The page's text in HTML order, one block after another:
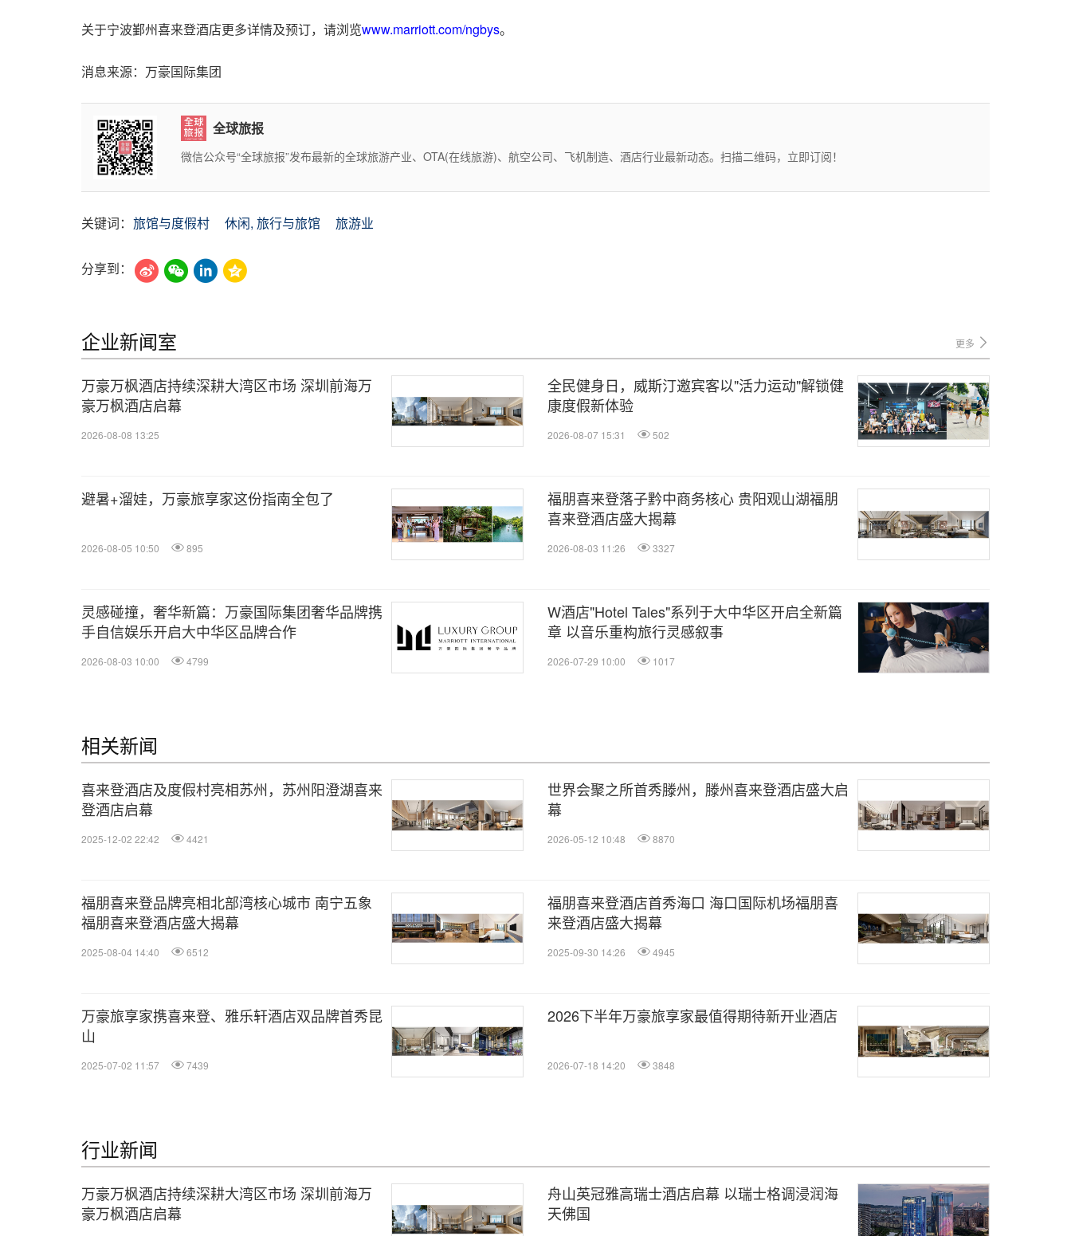
关于宁波鄞州喜来登酒店更多详情及预订，请浏览www.marriott.com/ngbys。
消息来源：万豪国际集团
全球旅报
微信公众号“全球旅报”发布最新的全球旅游产业、OTA(在线旅游)、航空公司、飞机制造、酒店行业最新动态。扫描二维码，立即订阅！
关键词： 旅馆与度假村 休闲, 旅行与旅馆 旅游业
分享到：
企业新闻室 更多
万豪万枫酒店持续深耕大湾区市场 深圳前海万
豪万枫酒店启幕
2026-08-08 13:25
全民健身日，威斯汀邀宾客以"活力运动"解锁健
康度假新体验
2026-08-07 15:31 502
避暑+溜娃，万豪旅享家这份指南全包了
2026-08-05 10:50 895
福朋喜来登落子黔中商务核心 贵阳观山湖福朋
喜来登酒店盛大揭幕
2026-08-03 11:26 3327
灵感碰撞，奢华新篇：万豪国际集团奢华品牌携
手自信娱乐开启大中华区品牌合作
2026-08-03 10:00 4799
W酒店"Hotel Tales"系列于大中华区开启全新篇
章 以音乐重构旅行灵感叙事
2026-07-29 10:00 1017
相关新闻
喜来登酒店及度假村亮相苏州，苏州阳澄湖喜来
登酒店启幕
2025-12-02 22:42 4421
世界会聚之所首秀滕州，滕州喜来登酒店盛大启
幕
2026-05-12 10:48 8870
福朋喜来登品牌亮相北部湾核心城市 南宁五象
福朋喜来登酒店盛大揭幕
2025-08-04 14:40 6512
福朋喜来登酒店首秀海口 海口国际机场福朋喜
来登酒店盛大揭幕
2025-09-30 14:26 4945
万豪旅享家携喜来登、雅乐轩酒店双品牌首秀昆
山
2025-07-02 11:57 7439
2026下半年万豪旅享家最值得期待新开业酒店
2026-07-18 14:20 3848
行业新闻
万豪万枫酒店持续深耕大湾区市场 深圳前海万
豪万枫酒店启幕
舟山英冠雅高瑞士酒店启幕 以瑞士格调浸润海
天佛国